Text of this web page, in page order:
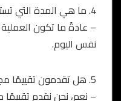
4. ما هي المدة التي تستغرقها عملية الشراء؟
– عادةً ما تكون
نفس اليوم.
5. هل تقدمون تقييمًا مجانيًا؟
– نعم، نحن نقدم تقييمًا